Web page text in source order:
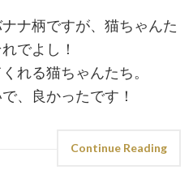
ナ柄ですが、猫ちゃんた
でよし！
れる猫ちゃんたち。
、良かったです！
Continue Reading